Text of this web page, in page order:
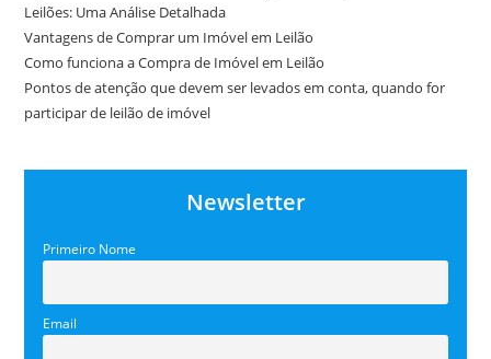
Leilões: Uma Análise Detalhada
Vantagens de Comprar um Imóvel em Leilão
Como funciona a Compra de Imóvel em Leilão
Pontos de atenção que devem ser levados em conta, quando for
participar de leilão de imóvel
Newsletter
Primeiro Nome
Email